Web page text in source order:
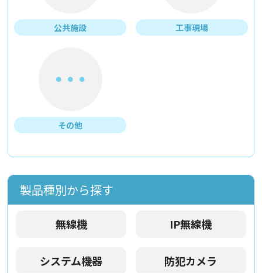
公共施設 工事現場
その他
製品種別から探す
無線機 IP無線機
システム機器 防犯カメラ